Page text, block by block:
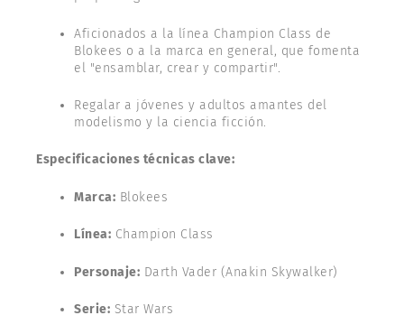
Aficionados a la línea Champion Class de
Blokees o a la marca en general, que fomenta
el "ensamblar, crear y compartir".
Regalar a jóvenes y adultos amantes del
modelismo y la ciencia ficción.
Especificaciones técnicas clave:
Marca: Blokees
Línea: Champion Class
Personaje: Darth Vader (Anakin Skywalker)
Serie: Star Wars